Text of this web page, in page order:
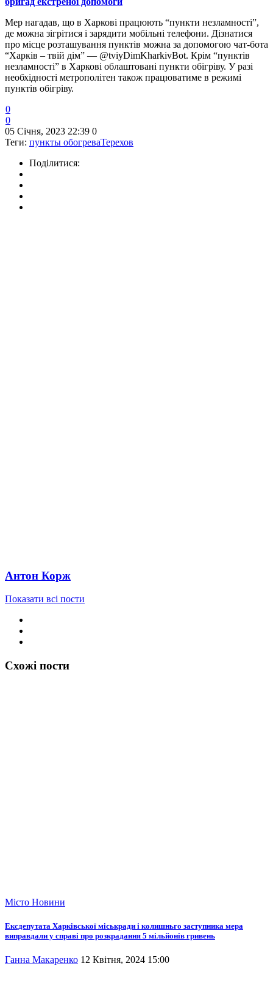
Мер нагадав, що в Харкові працюють “пункти незламності”,
де можна зігрітися і зарядити мобільні телефони. Дізнатися
про місце розташування пунктів можна за допомогою чат-бота
“Харків – твій дім” — @tviyDimKharkivBot. Крім “пунктів
незламності” в Харкові облаштовані пункти обігріву. У разі
необхідності метрополітен також працюватиме в режимі
пунктів обігріву.
0
0
05 Січня, 2023 22:39 0
Теги: пункты обогреваТерехов
Поділитися:
Антон Корж
Показати всі пости
Схожі пости
Місто Новини
Ексдепутата Харківської міськради і колишньго заступника мера
виправдали у справі про розкрадання 5 мільйонів гривень
Ганна Макаренко 12 Квітня, 2024 15:00